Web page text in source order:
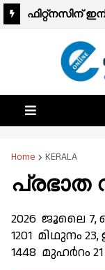
ഫിറ്റ്നസിന്
മുതൽ
Home KERALA
പ്രഭാത
2026 ജൂലൈ 7,
1201 മിഥുനം 23,
1448 മുഹർറം 21